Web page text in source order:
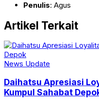
Penulis: Agus
Artikel Terkait
News Update
Daihatsu Apresiasi
Kumpul Sahabat